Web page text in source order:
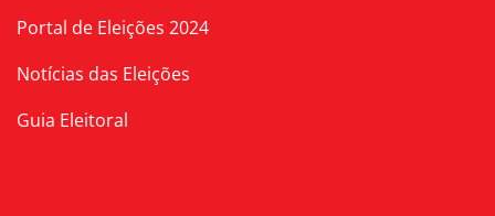
Portal de Eleições 2024
Notícias das Eleições
Guia Eleitoral